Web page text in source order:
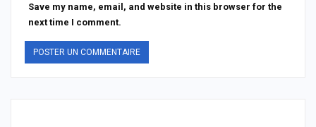
Save my name, email, and website in this browser for the
next time I comment.